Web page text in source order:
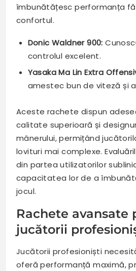
îmbunătățesc performanța
confortul.
Donic Waldner 900:
controlul excelent.
Yasaka Ma Lin Extra
amestec bun de viteză și
Aceste rachete dispun
calitate superioară și
mânerului, permițând
lovituri mai complexe.
din partea utilizatorilor
capacitatea lor de a
jocul.
Rachete avansate
jucătorii
Jucătorii profesioniști
oferă performanță maximă,